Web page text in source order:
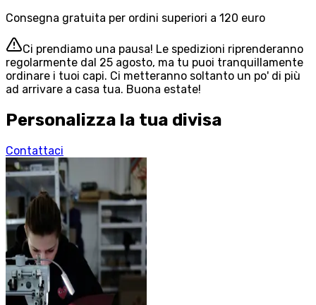
Consegna gratuita per ordini superiori a 120 euro
Ci prendiamo una pausa! Le spedizioni riprenderanno
regolarmente dal 25 agosto, ma tu puoi tranquillamente
ordinare i tuoi capi. Ci metteranno soltanto un po' di più
ad arrivare a casa tua. Buona estate!
Personalizza la tua divisa
Contattaci